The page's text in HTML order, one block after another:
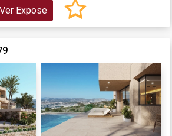
Ver Expose